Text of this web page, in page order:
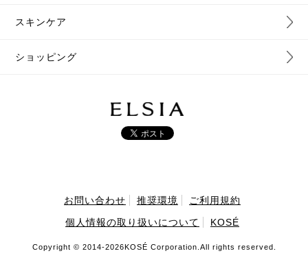
スキンケア
ショッピング
お問い合わせ 推奨環境
ご利用規約
個人情報の取り扱いについて
KOSÉ
Copyright © 2014-2026KOSÉ Corporation.All rights reserved.